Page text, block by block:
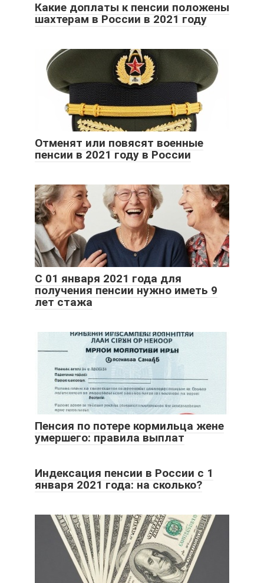
Какие доплаты к пенсии положены
шахтерам в России в 2021 году
Отменят или повясят военные
пенсии в 2021 году в России
С 01 января 2021 года для
получения пенсии нужно иметь 9
лет стажа
Пенсия по потере кормильца жене
умершего: правила выплат
Индексация пенсии в России с 1
января 2021 года: на сколько?